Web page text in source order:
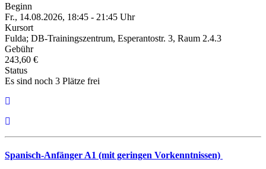
Beginn
Fr., 14.08.2026, 18:45 - 21:45 Uhr
Kursort
Fulda; DB-Trainingszentrum, Esperantostr. 3, Raum 2.4.3
Gebühr
243,60 €
Status
Es sind noch 3 Plätze frei
Spanisch-Anfänger A1 (mit geringen Vorkenntnissen)